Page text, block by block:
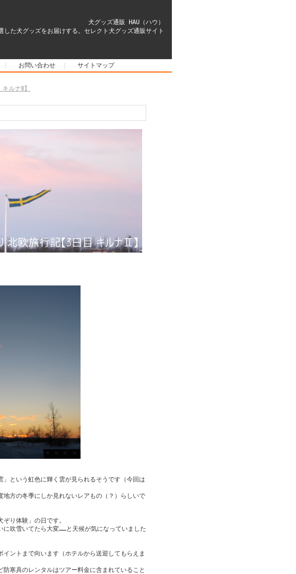
犬グッズ通販 HAU（ハウ）
した犬グッズをお届けする。セレクト犬グッズ通販サイト
お問い合わせ サイトマップ
ルナⅡ】
という虹色に輝く雲が見られるそうです（今回は
方の冬季にしか見れないレアもの（？）らしいで
り体験」の日です。
吹雪いてたら大変……と天候が気になっていました
ントまで向います（ホテルから送迎してもらえま
寒具のレンタルはツアー料金に含まれていること